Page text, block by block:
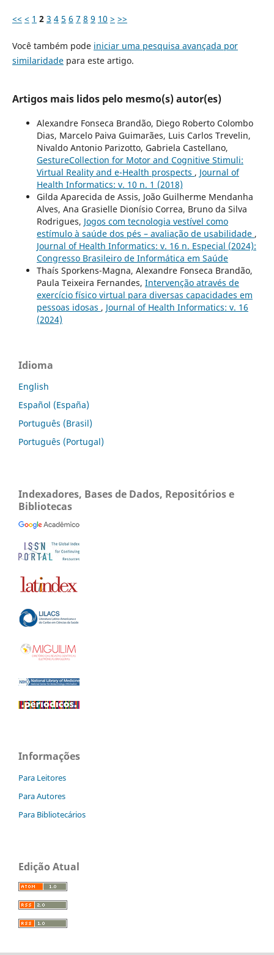
<< < 1 2 3 4 5 6 7 8 9 10 > >>
Você também pode iniciar uma pesquisa avançada por
similaridadepara este artigo.
Artigos mais lidos pelo mesmo(s) autor(es)
Alexandre Fonseca Brandão, Diego Roberto Colombo
Dias, Marcelo Paiva Guimarães, Luis Carlos Trevelin,
Nivaldo Antonio Parizotto, Gabriela Castellano,
GestureCollection for Motor and Cognitive Stimuli:
Virtual Reality and e-Health prospects , Journal of
Health Informatics: v. 10 n. 1 (2018)
Gilda Aparecida de Assis, João Guilherme Mendanha
Alves, Ana Grasielle Dionísio Correa, Bruno da Silva
Rodrigues, Jogos com tecnologia vestível como
estímulo à saúde dos pés – avaliação de usabilidade ,
Journal of Health Informatics: v. 16 n. Especial (2024):
Congresso Brasileiro de Informática em Saúde
Thaís Sporkens-Magna, Alexandre Fonseca Brandão,
Paula Teixeira Fernandes, Intervenção através de
exercício físico virtual para diversas capacidades em
pessoas idosas , Journal of Health Informatics: v. 16
(2024)
Idioma
English
Español (España)
Português (Brasil)
Português (Portugal)
Indexadores, Bases de Dados, Repositórios e
Bibliotecas
Informações
Para Leitores
Para Autores
Para Bibliotecários
Edição Atual